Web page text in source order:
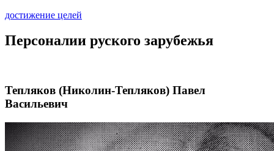
достижение целей
Персоналии руского зарубежья
Тепляков (Николин-Тепляков) Павел
Васильевич